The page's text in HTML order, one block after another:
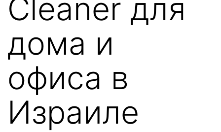
Cleaner для
дома и
офиса в
Израиле